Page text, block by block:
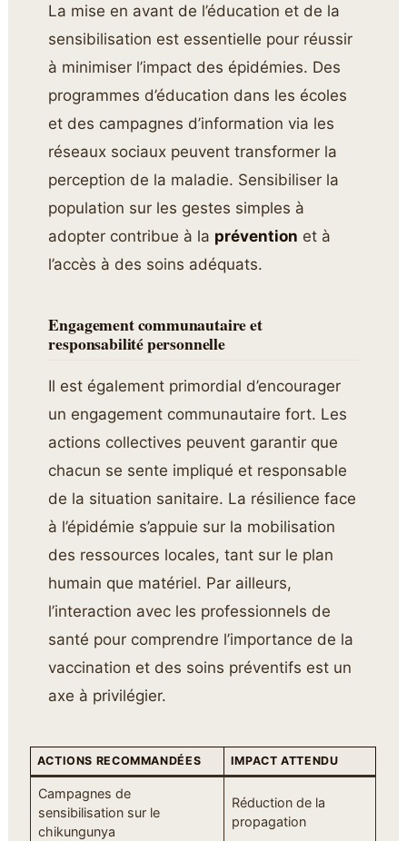
La mise en avant de l’éducation et de la
sensibilisation est essentielle pour réussir
à minimiser l’impact des épidémies. Des
programmes d’éducation dans les écoles
et des campagnes d’information via les
réseaux sociaux peuvent transformer la
perception de la maladie. Sensibiliser la
population sur les gestes simples à
adopter contribue à la prévention et à
l’accès à des soins adéquats.
Engagement communautaire et
responsabilité personnelle
Il est également primordial d’encourager
un engagement communautaire fort. Les
actions collectives peuvent garantir que
chacun se sente impliqué et responsable
de la situation sanitaire. La résilience face
à l’épidémie s’appuie sur la mobilisation
des ressources locales, tant sur le plan
humain que matériel. Par ailleurs,
l’interaction avec les professionnels de
santé pour comprendre l’importance de la
vaccination et des soins préventifs est un
axe à privilégier.
ACTIONS RECOMMANDÉES IMPACT ATTENDU
Campagnes de
sensibilisation sur le
chikungunya
Réduction de la
propagation